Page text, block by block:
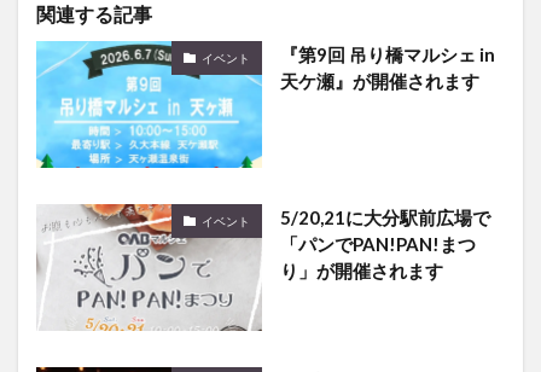
関連する記事
イベント
『第9回 吊り橋マルシェ in
天ケ瀬』が開催されます
イベント
5/20,21に大分駅前広場で
「パンでPAN!PAN!まつ
り」が開催されます